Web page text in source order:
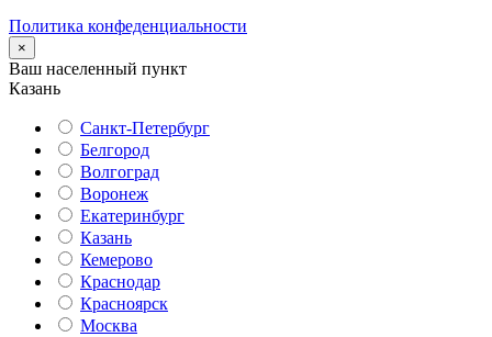
Политика конфеденциальности
×
Ваш населенный пункт
Казань
Санкт-Петербург
Белгород
Волгоград
Воронеж
Екатеринбург
Казань
Кемерово
Краснодар
Красноярск
Москва